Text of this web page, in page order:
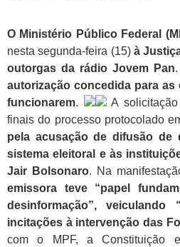
O Ministério Público Federal
nesta segunda-feira (15)à
outorgas da rádio Jovem Pan
autorização concedida para as
funcionarem.
A solicitação
finais do processo protocolado
pela acusação de difusão de
sistema eleitoral e às
Jair Bolsonaro. Na
emissora teve “papel
desinformação”, veiculando
incitações à intervenção das
com o MPF, a Constituição